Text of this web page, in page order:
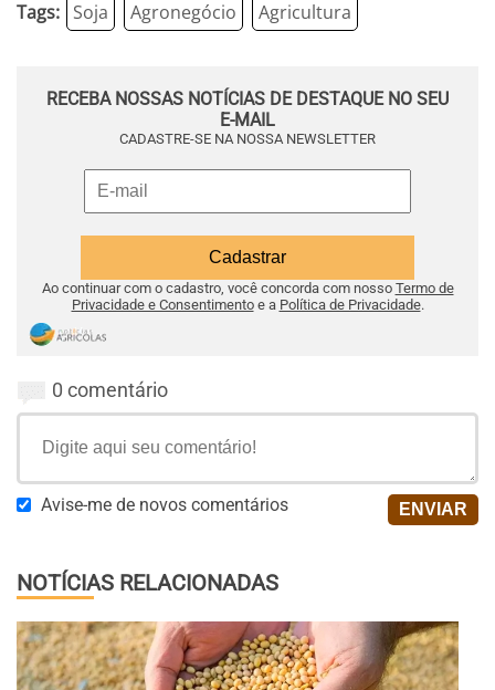
Tags: Soja Agronegócio Agricultura
RECEBA NOSSAS NOTÍCIAS DE DESTAQUE NO SEU
E-MAIL
CADASTRE-SE NA NOSSA NEWSLETTER
Ao continuar com o cadastro, você concorda com nosso Termo de
Privacidade e Consentimentoe a Política de Privacidade.
0 comentário
Avise-me de novos comentários
NOTÍCIAS RELACIONADAS